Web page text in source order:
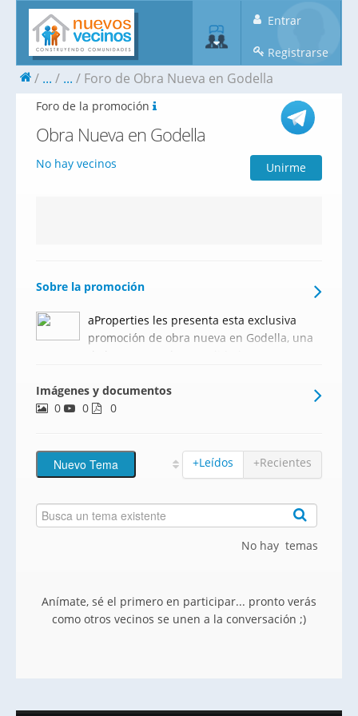
Entrar
Registrarse
... ... Foro de Obra Nueva en Godella
Foro de la promoción
Obra Nueva en Godella
No hay vecinos Unirme
Sobre la promoción
aProperties les presenta esta exclusiva
promoción de obra nueva en Godella, una
de las zonas más consolidadas y
tranquilidad, servicios y excelente
conexión con Valencia.Viviendas de 1 y 2
Imágenes y documentos
0
0 0
+Leídos +Recientes
No hay temas
Anímate, sé el primero en participar... pronto verás
como otros vecinos se unen a la conversación ;)